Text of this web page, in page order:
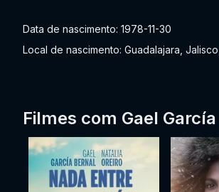
Data de nascimento: 1978-11-30
Local de nascimento: Guadalajara,
Filmes com Gael